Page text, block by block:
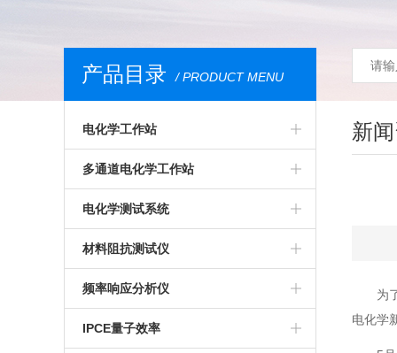
产品目录 / PRODUCT MENU
电化学工作站
多通道电化学工作站
高精度电化学工作站
多功能电化学工作站
进口电化学工作站
美国普林斯顿电化学工作站
多通道电化学工作站
美国普林斯顿多通道电化学工作站
英国输力强多通道电化学工作站
电化学测试系统
多通道电化学测试系统
光电化学测试系统
多功能电化学测试系统
材料阻抗测试仪
高精度交流阻抗测试系统
生物阻抗特性测试系统
频率响应分析仪
IPCE量子效率
新闻
为
电化学